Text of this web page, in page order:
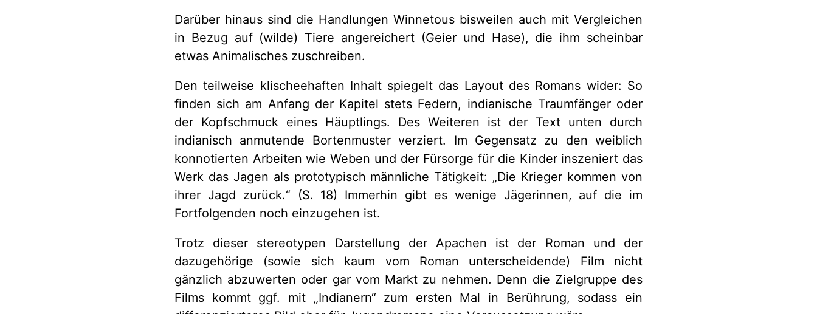
Darüber hinaus sind die Handlungen Winnetous bisweilen auch mit Vergleichen
in Bezug auf (wilde) Tiere angereichert (Geier und Hase), die ihm scheinbar
etwas Animalisches zuschreiben.
Den teilweise klischeehaften Inhalt spiegelt das Layout des Romans wider: So
finden sich am Anfang der Kapitel stets Federn, indianische Traumfänger oder
der Kopfschmuck eines Häuptlings. Des Weiteren ist der Text unten durch
indianisch anmutende Bortenmuster verziert. Im Gegensatz zu den weiblich
konnotierten Arbeiten wie Weben und der Fürsorge für die Kinder inszeniert das
Werk das Jagen als prototypisch männliche Tätigkeit: „Die Krieger kommen von
ihrer Jagd zurück.“ (S. 18) Immerhin gibt es wenige Jägerinnen, auf die im
Fortfolgenden noch einzugehen ist.
Trotz dieser stereotypen Darstellung der Apachen ist der Roman und der
dazugehörige (sowie sich kaum vom Roman unterscheidende) Film nicht
gänzlich abzuwerten oder gar vom Markt zu nehmen. Denn die Zielgruppe des
Films kommt ggf. mit „Indianern“ zum ersten Mal in Berührung, sodass ein